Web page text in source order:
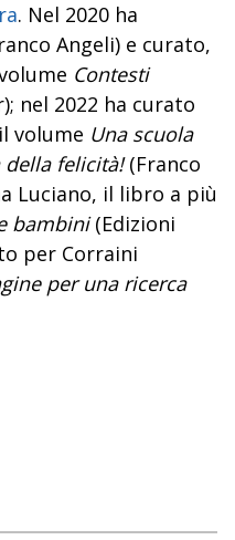
. Nel 2020 ha
Angeli) e curato,
Contesti
nel 2022 ha curato
volume Una scuola
della felicità!(Franco
Luciano, il libro a più
bambini(Edizioni
per Corraini
per una ricerca